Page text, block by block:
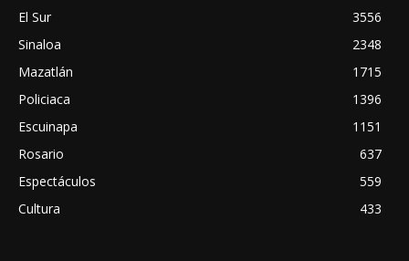
El Sur
3556
Sinaloa
2348
Mazatlán
1715
Policiaca
1396
Escuinapa
1151
Rosario
637
Espectáculos
559
Cultura
433